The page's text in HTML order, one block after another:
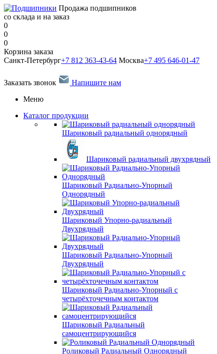
Продажа подшипников
со склада и на заказ
0
0
0
Корзина заказа
Санкт-Петербург+7 812 363-43-64 Москва+7 495 646-01-47
Заказать звонок
Напишите нам
Меню
Каталог продукции
Шариковый радиальный однорядный
Шариковый радиальный двухрядный
Шариковый Радиально-Упорный
Однорядный
Шариковый Упорно-радиальный
Двухрядный
Шариковый Радиально-Упорный
Двухрядный
Шариковый Радиально-Упорный с
четырёхточечным контактом
Шариковый Радиальный
самоцентрирующийся
Роликовый Радиальный Однорядный